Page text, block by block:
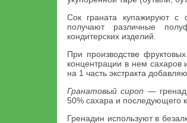
Сок граната купажируют с
получают различные
кондитерских изделий.
При производстве
концентрации в нем сахаров
на 1 часть экстракта
Гранатовый сироп —
50% сахара и последующего
Гренадин используют в